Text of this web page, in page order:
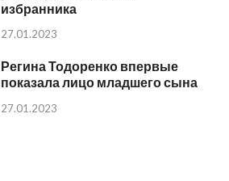
избранника
27.01.2023
Регина Тодоренко впервые
показала лицо младшего сына
27.01.2023